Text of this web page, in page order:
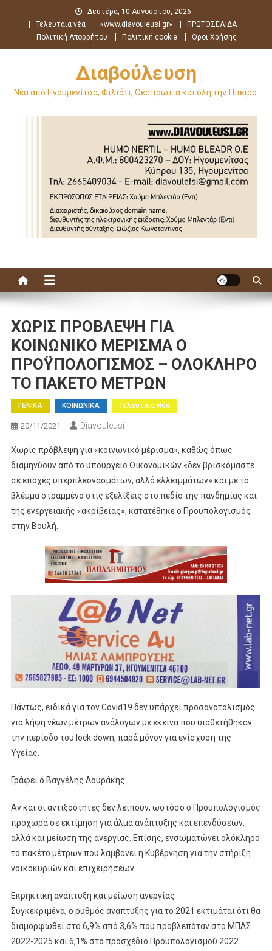
περιεχόμενο
Δευτέρα, 10 Αυγούστου, 2026
Τελευταία νέα
«www.diavouleusi.gr»
ΠΡΩΤΟΣΕΛΙΔΑ
Πολιτική Απορρήτου
Πολιτική cookie Όροι Χρήσης
Διαβούλευση
Νέα από Ηγουμενίτσα, Φιλιάτι, Θεσπρωτία και όλη την Ήπειρο.
ΧΩΡΙΣ ΠΡΟΒΛΕΨΗ ΓΙΑ
ΚΟΙΝΩΝΙΚΟ ΜΕΡΙΣΜΑ Ο
ΠΡΟΫΠΟΛΟΓΙΣΜΟΣ – ΟΛΟΚΛΗΡΟ
ΤΟ ΠΑΚΕΤΟ ΜΕΤΡΩΝ
ΓΕΝΙΚΑ ΚΟΙΝΩΝΙΚΑ Τελευταία Νέα
20/11/2021 Diavouleusi
Χωρίς πρόβλεψη για «κοινωνικό μέρισμα», καθώς όπως
διαμηνύουν από το υπουργείο Οικονομικών «δεν βρισκόμαστε
σε εποχές υπερπλεονασμάτων, αλλά ελλειμμάτων» και με το
βλέμμα στραμμένο στις εξελίξεις στο πεδίο της πανδημίας και
της ενεργειακής «ακρίβειας», κατατέθηκε ο Προϋπολογισμός
στην Βουλή.
Πάντως, ειδικά για τον Covid19 δεν υπάρχει προσανατολισμός
για λήψη νέων μέτρων ανάλογων με εκείνα που υιοθετήθηκαν
την περίοδο του lock down, παρά μόνον για ενίσχυση της
Υγείας.
Γράφει ο Βαγγέλης Δουράκης
Αν και οι αντιξοότητες δεν λείπουν, ωστόσο ο Προϋπολογισμός
προχωρά σε εκτίμηση για άλμα ανάπτυξης και επενδύσεων,
αλλά και μείωση της ανεργίας. Επίσης, ενσωματώνει ολόκληρο
το πακέτο μέτρων που λαμβάνει η Κυβέρνηση για την στήριξη
νοικοκυριών και επιχειρήσεων.
Εκρηκτική ανάπτυξη και μείωση ανεργίας
Συγκεκριμένα, ο ρυθμός ανάπτυξης για το 2021 εκτιμάται ότι θα
διαμορφωθεί στο 6,9% από 3,6% που προβλεπόταν στο ΜΠΔΣ
2022-2025 και 6,1% στο προσχέδιο Προϋπολογισμού 2022.